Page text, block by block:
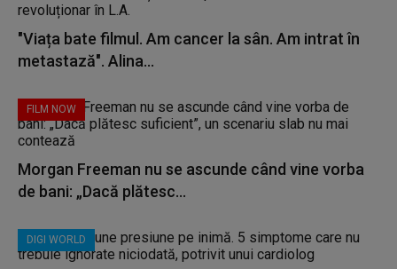
"Viața bate filmul. Am cancer la sân. Am intrat în
metastază". Alina...
FILM NOW
Morgan Freeman nu se ascunde când vine vorba
de bani: „Dacă plătesc...
DIGI WORLD